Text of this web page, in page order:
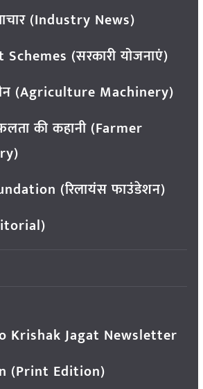
(Industry News)
(सरकारी योजनाएं)
(Agriculture Machinery)
की कहानी (Farmer
(रिलायंस फाउंडेशन)
Krishak Jagat Newsletter
(Print Edition)